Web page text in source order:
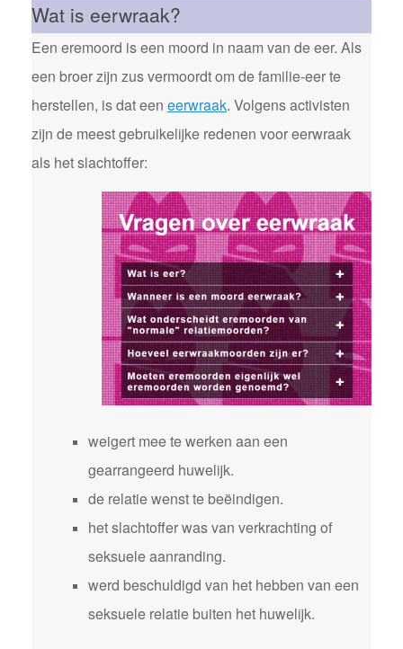
Wat is eerwraak?
Een eremoord is een moord in naam van de eer. Als
een broer zijn zus vermoordt om de familie-eer te
herstellen, is dat een eerwraak. Volgens activisten
zijn de meest gebruikelijke redenen voor eerwraak
als het slachtoffer:
weigert mee te werken aan een
gearrangeerd huwelijk.
de relatie wenst te beëindigen.
het slachtoffer was van verkrachting of
seksuele aanranding.
werd beschuldigd van het hebben van een
seksuele relatie buiten het huwelijk.